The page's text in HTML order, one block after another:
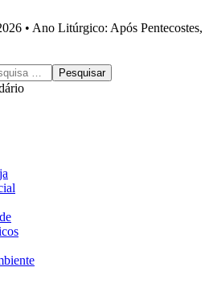
• Ano Litúrgico: Após Pentecostes,